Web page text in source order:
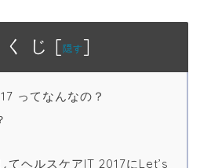
く じ [隠す ]
ってなんなの？
てヘルスケアIT 2017にLet’s